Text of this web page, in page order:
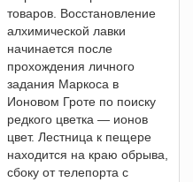
товаров. Восстановление
алхимической лавки
начинается после
прохождения личного
задания Маркоса в
Ионовом Гроте по поиску
редкого цветка — ионов
цвет. Лестница к пещере
находится на краю обрыва,
сбоку от телепорта с